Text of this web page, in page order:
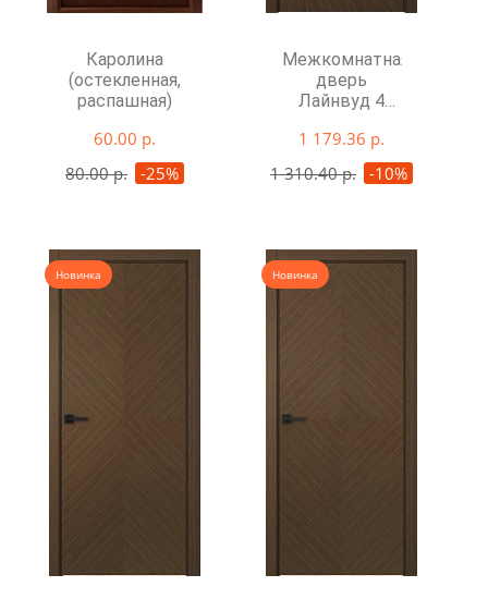
Каролина
(остекленная,
распашная)
60.00 р.
80.00 р. -25%
Межкомнатная
дверь
Лайнвуд 4
1 179.36 р.
1 310.40 р. -10%
Новинка Новинка